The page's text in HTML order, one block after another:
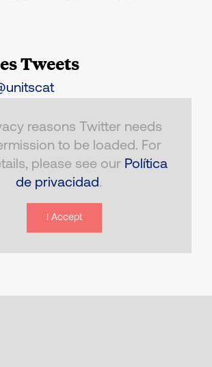
Tweets
reasons Twitter needs
to be loaded. For
please see our Política
de privacidad.
I Accept